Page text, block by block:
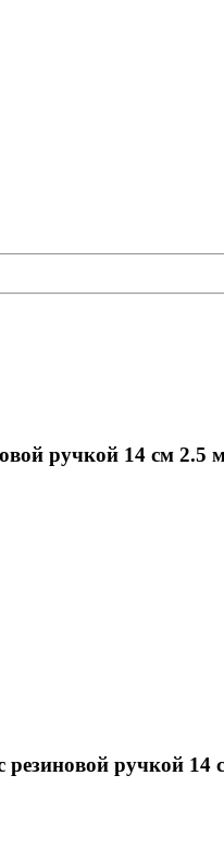
ручкой 14 см 2.5
ручкой 14